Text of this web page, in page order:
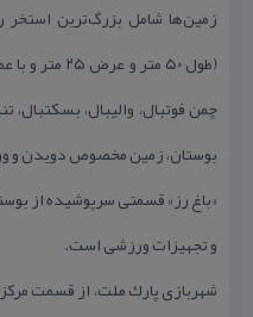
چمن فوتبال، والیبال،
بوستان، زمین مخصوص دویدن و
«باغ رز» قسمتی سرپوشیده از
و تجهیزات ورزشی است.
شهربازی پارك ملت، از قسمت